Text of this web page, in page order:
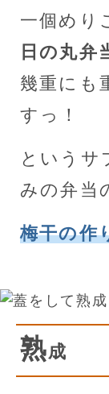
一個めり
日の丸弁
幾重にも
すっ！
というサ
みの弁当
梅干の作
熟成